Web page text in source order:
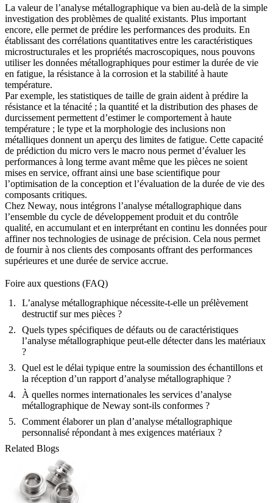
La valeur de l’analyse métallographique va bien au-delà de la simple
investigation des problèmes de qualité existants. Plus important
encore, elle permet de prédire les performances des produits. En
établissant des corrélations quantitatives entre les caractéristiques
microstructurales et les propriétés macroscopiques, nous pouvons
utiliser les données métallographiques pour estimer la durée de vie
en fatigue, la résistance à la corrosion et la stabilité à haute
température.
Par exemple, les statistiques de taille de grain aident à prédire la
résistance et la ténacité ; la quantité et la distribution des phases de
durcissement permettent d’estimer le comportement à haute
température ; le type et la morphologie des inclusions non
métalliques donnent un aperçu des limites de fatigue. Cette capacité
de prédiction du micro vers le macro nous permet d’évaluer les
performances à long terme avant même que les pièces ne soient
mises en service, offrant ainsi une base scientifique pour
l’optimisation de la conception et l’évaluation de la durée de vie des
composants critiques.
Chez Neway, nous intégrons l’analyse métallographique dans
l’ensemble du cycle de développement produit et du contrôle
qualité, en accumulant et en interprétant en continu les données pour
affiner nos technologies de usinage de précision. Cela nous permet
de fournir à nos clients des composants offrant des performances
supérieures et une durée de service accrue.
Foire aux questions (FAQ)
L’analyse métallographique nécessite-t-elle un prélèvement
destructif sur mes pièces ?
Quels types spécifiques de défauts ou de caractéristiques
l’analyse métallographique peut-elle détecter dans les matériaux
?
Quel est le délai typique entre la soumission des échantillons et
la réception d’un rapport d’analyse métallographique ?
À quelles normes internationales les services d’analyse
métallographique de Neway sont-ils conformes ?
Comment élaborer un plan d’analyse métallographique
personnalisé répondant à mes exigences matériaux ?
Related Blogs